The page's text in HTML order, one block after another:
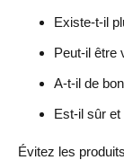
Existe-t-il
Peut-il être
A-t-il de
Est-il sûr
Évitez les